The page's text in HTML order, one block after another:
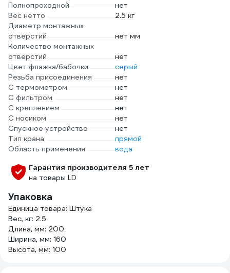
Полнопроходной
нет
Вес нетто
2.5 кг
Диаметр монтажных
отверстий
нет мм
Количество монтажных
отверстий
нет
Цвет флажка/бабочки
серый
Резьба присоединения
нет
С термометром
нет
С фильтром
нет
С креплением
нет
С носиком
нет
Спускное устройство
нет
Тип крана
прямой
Область применения
вода
Гарантия производителя 5 лет
на товары LD
Упаковка
Единица товара: Штука
Вес, кг: 2.5
Длина, мм: 200
Ширина, мм: 160
Высота, мм: 100